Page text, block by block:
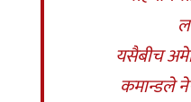
यसैबीच
कमान्डले